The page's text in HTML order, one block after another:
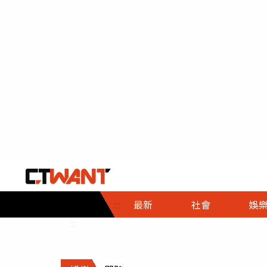
::: 最新 社會
社會首頁
時事
調查
娛樂
娛樂首頁
即時
財經首頁
熱線
政